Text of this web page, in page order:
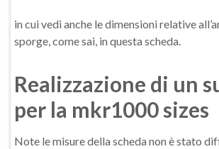
in cui vedi anche le dimensioni relative
sporge, come sai, in questa scheda.
Realizzazione di un
per la mkr1000 sizes
Note le misure della scheda non è stato